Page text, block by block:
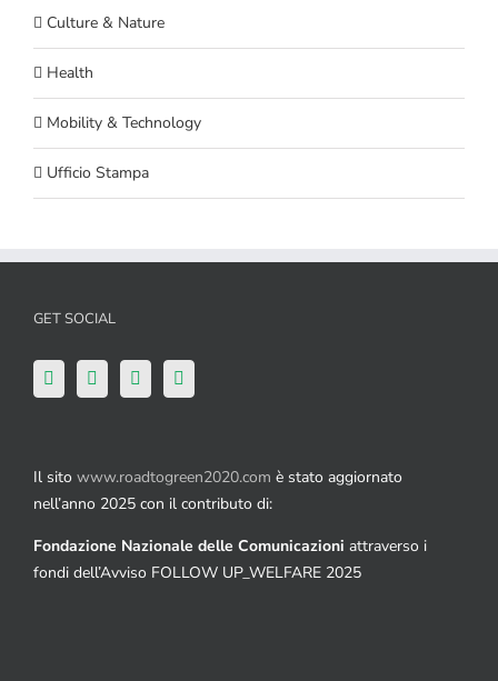
Culture & Nature
Health
Mobility & Technology
Ufficio Stampa
GET SOCIAL
Il sito www.roadtogreen2020.com è stato aggiornato
nell’anno 2025 con il contributo di:
Fondazione Nazionale delle Comunicazioni attraverso i
fondi dell’Avviso FOLLOW UP_WELFARE 2025